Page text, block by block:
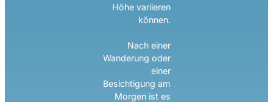
Höhe variieren
können.
Nach einer
Wanderung oder
einer
Besichtigung am
Morgen ist es